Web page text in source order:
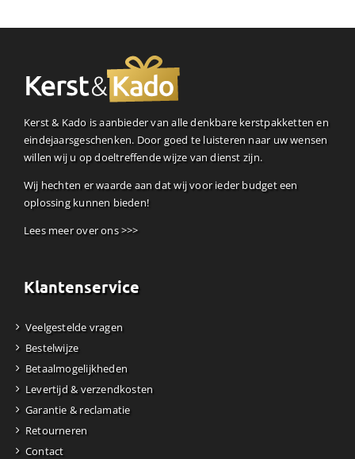
Kerst & Kado is aanbieder van alle denkbare kerstpakketten en
eindejaarsgeschenken. Door goed te luisteren naar uw wensen
willen wij u op doeltreffende wijze van dienst zijn.
Wij hechten er waarde aan dat wij voor ieder budget een
oplossing kunnen bieden!
Lees meer over ons >>>
Klantenservice
Veelgestelde vragen
Bestelwijze
Betaalmogelijkheden
Levertijd & verzendkosten
Garantie & reclamatie
Retourneren
Contact